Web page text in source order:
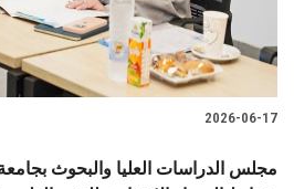
2026-06-17
مجلس الدراسات العليا والبحوث